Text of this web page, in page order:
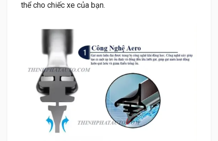
thể cho chiếc xe của bạn.